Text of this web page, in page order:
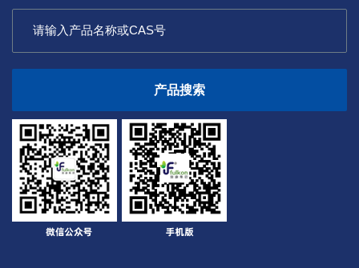
产品搜索